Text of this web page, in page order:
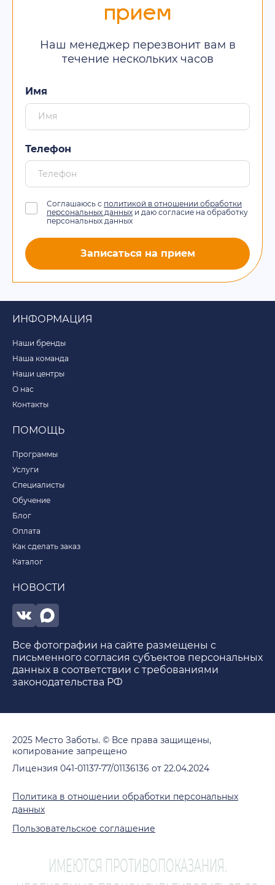
прием
Наш менеджер перезвонит вам в
течение нескольких часов
Имя
Телефон
Соглашаюсь с политикой в отношении обработки
персональных данных и даю согласие на обработку
персональных данных
Записаться на прием
ИНФОРМАЦИЯ
Наши бренды
Наша команда
Наши центры
О нас
Контакты
ПОМОЩЬ
Программы
Услуги
Специалисты
Обучение
Блог
Оплата
Как сделать заказ
Каталог
НОВОСТИ
Все фотографии на сайте размещены с
письменного согласия субъектов персональных
данных в соответствии с требованиями
законодательства РФ
2025 Место Заботы. © Все права защищены,
копирование запрещено
Лицензия 041-01137-77/01136136 от 22.04.2024
Политика в отношении обработки персональных
данных
Пользовательское соглашение
ИМЕЮТСЯ ПРОТИВОПОКАЗАНИЯ.